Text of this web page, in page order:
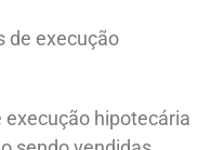
de execução
execução hipotecária